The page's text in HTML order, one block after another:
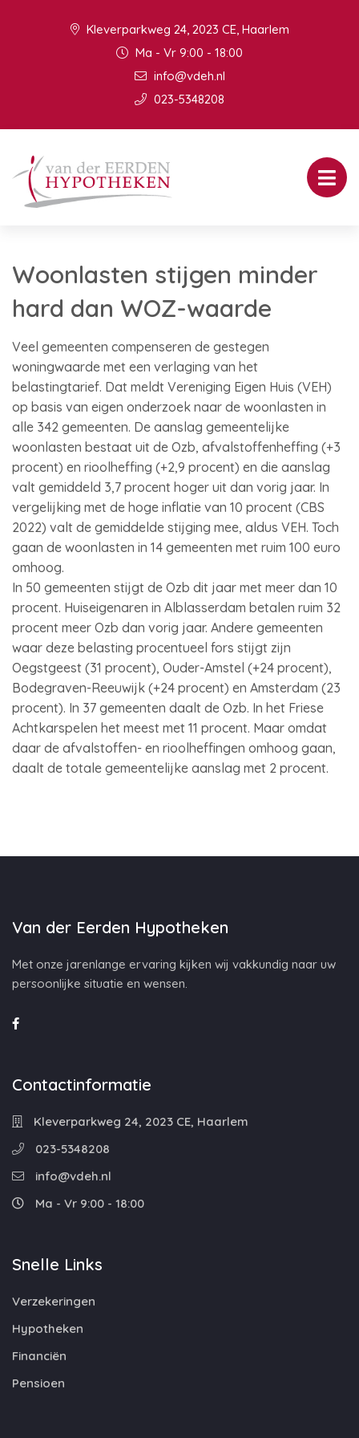
Kleverparkweg 24, 2023 CE, Haarlem
Ma - Vr 9:00 - 18:00
info@vdeh.nl
023-5348208
Woonlasten stijgen minder
hard dan WOZ-waarde
Veel gemeenten compenseren de gestegen
woningwaarde met een verlaging van het
belastingtarief. Dat meldt Vereniging Eigen Huis (VEH)
op basis van eigen onderzoek naar de woonlasten in
alle 342 gemeenten. De aanslag gemeentelijke
woonlasten bestaat uit de Ozb, afvalstoffenheffing (+3
procent) en rioolheffing (+2,9 procent) en die aanslag
valt gemiddeld 3,7 procent hoger uit dan vorig jaar. In
vergelijking met de hoge inflatie van 10 procent (CBS
2022) valt de gemiddelde stijging mee, aldus VEH. Toch
gaan de woonlasten in 14 gemeenten met ruim 100 euro
omhoog.
In 50 gemeenten stijgt de Ozb dit jaar met meer dan 10
procent. Huiseigenaren in Alblasserdam betalen ruim 32
procent meer Ozb dan vorig jaar. Andere gemeenten
waar deze belasting procentueel fors stijgt zijn
Oegstgeest (31 procent), Ouder-Amstel (+24 procent),
Bodegraven-Reeuwijk (+24 procent) en Amsterdam (23
procent). In 37 gemeenten daalt de Ozb. In het Friese
Achtkarspelen het meest met 11 procent. Maar omdat
daar de afvalstoffen- en rioolheffingen omhoog gaan,
daalt de totale gemeentelijke aanslag met 2 procent.
Van der Eerden Hypotheken
Met onze jarenlange ervaring kijken wij vakkundig naar uw
persoonlijke situatie en wensen.
Contactinformatie
Kleverparkweg 24, 2023 CE, Haarlem
023-5348208
info@vdeh.nl
Ma - Vr 9:00 - 18:00
Snelle Links
Verzekeringen
Hypotheken
Financiën
Pensioen